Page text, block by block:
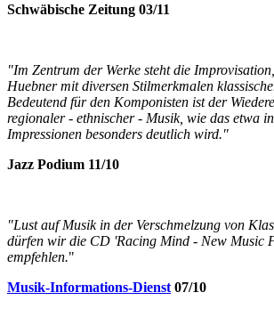
Schwäbische Zeitung 03/11
"Im Zentrum der Werke steht die
Huebner mit diversen Stilmerkmalen
Bedeutend für den Komponisten ist der
regionaler - ethnischer - Musik, wie das etwa
Impressionen besonders deutlich wird."
Jazz Podium 11/10
"Lust auf Musik in der Verschmelzung von
dürfen wir die CD 'Racing Mind - New Music
empfehlen."
Musik-Informations-Dienst 07/10